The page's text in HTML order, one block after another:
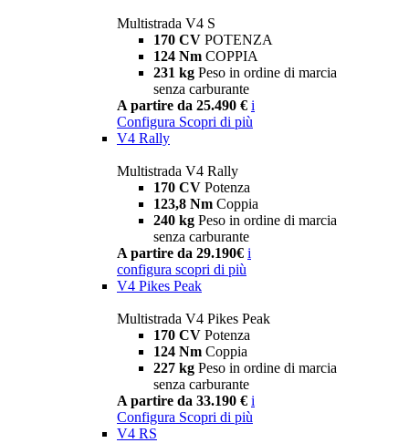
Multistrada V4 S
170 CV POTENZA
124 Nm COPPIA
231 kg Peso in ordine di marcia
senza carburante
A partire da 25.490 € i
Configura Scopri di più
V4 Rally
Multistrada V4 Rally
170 CV Potenza
123,8 Nm Coppia
240 kg Peso in ordine di marcia
senza carburante
A partire da 29.190€ i
configura scopri di più
V4 Pikes Peak
Multistrada V4 Pikes Peak
170 CV Potenza
124 Nm Coppia
227 kg Peso in ordine di marcia
senza carburante
A partire da 33.190 € i
Configura Scopri di più
V4 RS